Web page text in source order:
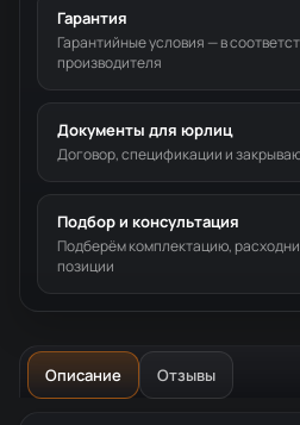
Гарантия
Гарантийные условия — в
производителя
Документы для юрлиц
Договор, спецификации и
Подбор и консультация
Подберём комплектацию,
позиции
Описание Отзывы